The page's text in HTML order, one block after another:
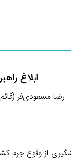
ابلاغ
رضا مسعودی‌فر (قائم